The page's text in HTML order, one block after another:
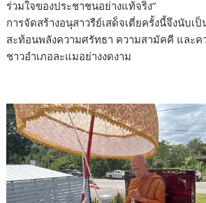
ร่วมใจของประชาชนอย่างแท้จริง”
การจัดสร้างอนุสาวรีย์เสด็จเตี่ยครั้งนี้จึงนับ
สะท้อนพลังความศรัทธา ความสามัคคี และค
ชาวอำเภอละแมอย่างงดงาม